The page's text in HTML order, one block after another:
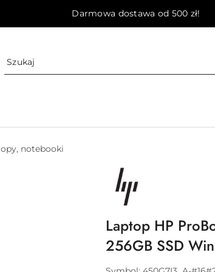
Darmowa dostawa od 500 zł!
notebooki
NAZWA
PRODUCENTA:
HP
Laptop HP
256GB SSD